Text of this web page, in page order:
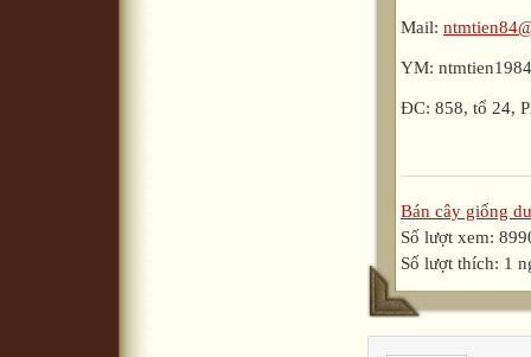
Mail:
YM: ntmtien1984
ĐC: 858, tổ 24,
Bán cây giống
Số lượt xem:
Số lượt thích: 1